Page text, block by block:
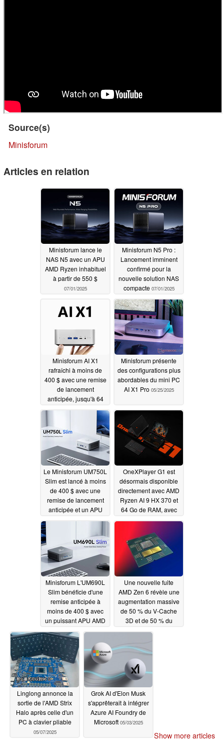
Source(s)
Minisforum
Articles en relation
Minisforum lance le
NAS N5 avec un APU
AMD Ryzen inhabituel
à partir de 550 $
07/01/2025
Minisforum N5 Pro :
Lancement imminent
confirmé pour la
nouvelle solution NAS
compacte 07/01/2025
Minisforum AI X1
rafraîchi à moins de
400 $ avec une remise
de lancement
anticipée, jusqu'à 64
nouvelles options
d'APU Ryzen d'AMD
Minisforum présente
des configurations plus
abordables du mini PC
AI X1 Pro 05/25/2025
Le Minisforum UM750L
Slim est lancé à moins
de 400 $ avec une
remise de lancement
anticipée et un APU
OneXPlayer G1 est
désormais disponible
directement avec AMD
Ryzen AI 9 HX 370 et
64 Go de RAM, avec
05/15/2025
Minisforum L'UM690L
Slim bénéficie d'une
remise anticipée à
moins de 400 $ avec
un puissant APU AMD
05/13/2025
Une nouvelle fuite
AMD Zen 6 révèle une
augmentation massive
de 50 % du V-Cache
3D et de 50 % du
Linglong annonce la
sortie de l'AMD Strix
Halo après celle d'un
PC à clavier pliable
05/07/2025
Grok AI d'Elon Musk
s'apprêterait à intégrer
Azure AI Foundry de
Microsoft 05/03/2025
Show more articles